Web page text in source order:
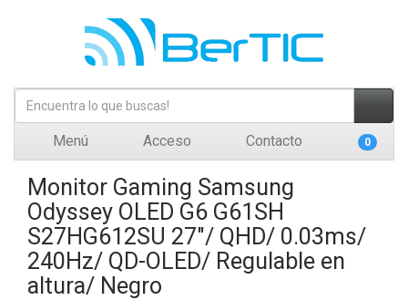
Menú Acceso Contacto 0
Monitor Gaming Samsung
Odyssey OLED G6 G61SH
S27HG612SU 27"/ QHD/ 0.03ms/
240Hz/ QD-OLED/ Regulable en
altura/ Negro